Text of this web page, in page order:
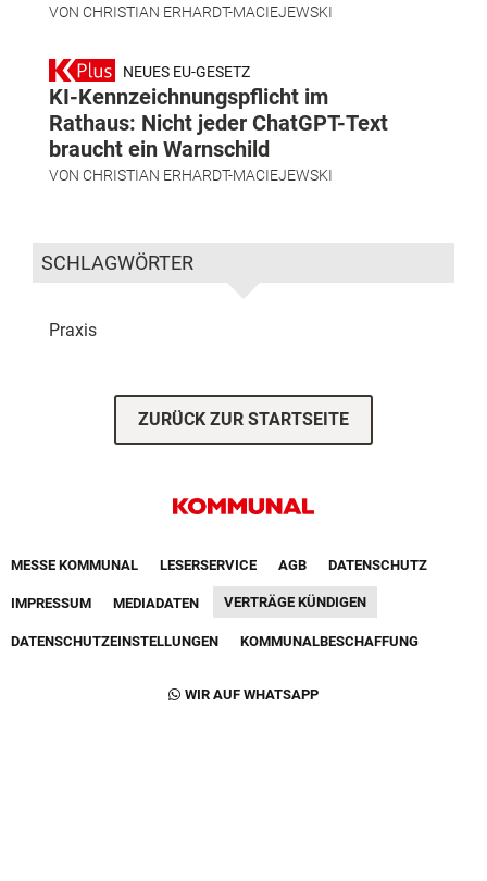
VON CHRISTIAN ERHARDT-MACIEJEWSKI
NEUES EU-GESETZ
KI-Kennzeichnungspflicht im
Rathaus: Nicht jeder ChatGPT-Text
braucht ein Warnschild
VON CHRISTIAN ERHARDT-MACIEJEWSKI
SCHLAGWÖRTER
Praxis
ZURÜCK ZUR STARTSEITE
Footer First Navigation
MESSE KOMMUNAL LESERSERVICE AGB DATENSCHUTZ
IMPRESSUM MEDIADATEN VERTRÄGE KÜNDIGEN
DATENSCHUTZEINSTELLUNGEN KOMMUNALBESCHAFFUNG
Footer Second Navigation
WIR AUF WHATSAPP